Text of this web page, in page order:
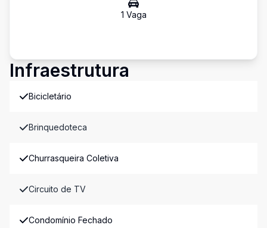
1 Vaga
Infraestrutura
Bicicletário
Brinquedoteca
Churrasqueira Coletiva
Circuito de TV
Condomínio Fechado